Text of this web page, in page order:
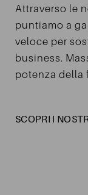
Attraverso le
puntiamo a
veloce per
business.
potenza della
SCOPRI I